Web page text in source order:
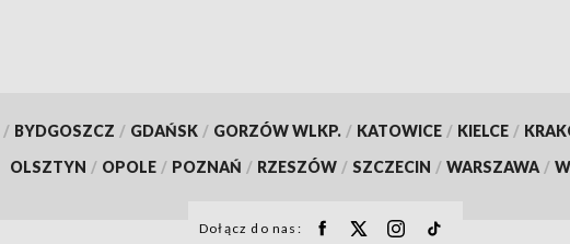
/ BYDGOSZCZ / GDAŃSK / GORZÓW WLKP. / KATOWICE / KIELCE /
OLSZTYN / OPOLE / POZNAŃ / RZESZÓW / SZCZECIN / WARSZAWA /
Dołącz do nas: